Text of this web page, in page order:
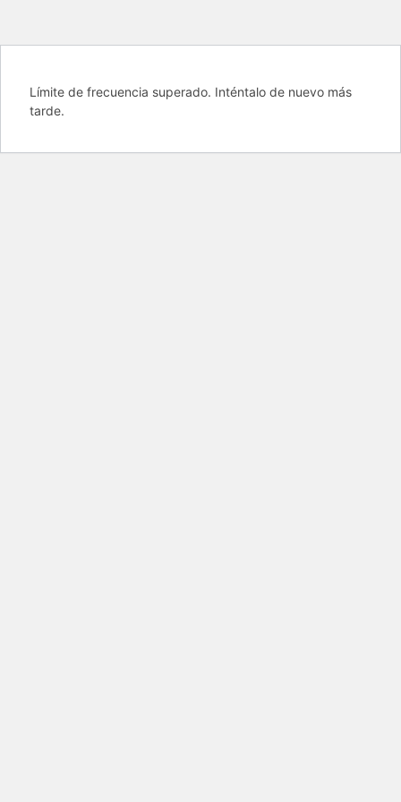
Límite de frecuencia superado. Inténtalo de nuevo más
tarde.